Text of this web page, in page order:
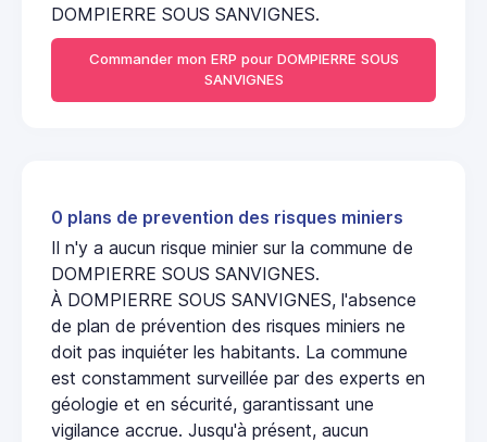
DOMPIERRE SOUS SANVIGNES.
Commander mon ERP pour DOMPIERRE SOUS
SANVIGNES
0 plans de prevention des risques miniers
Il n'y a aucun risque minier sur la commune de
DOMPIERRE SOUS SANVIGNES.
À DOMPIERRE SOUS SANVIGNES, l'absence
de plan de prévention des risques miniers ne
doit pas inquiéter les habitants. La commune
est constamment surveillée par des experts en
géologie et en sécurité, garantissant une
vigilance accrue. Jusqu'à présent, aucun